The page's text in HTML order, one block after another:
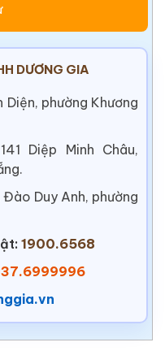
DƯƠNG GIA
Diện, phường Khương
141 Diệp Minh Châu,
Đào Duy Anh, phường
1900.6568